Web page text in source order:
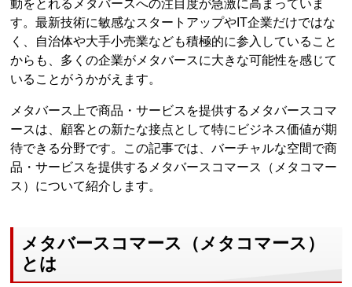
動をとれるメタバースへの注目度が急激に高まっていま
す。最新技術に敏感なスタートアップやIT企業だけではな
く、自治体や大手小売業なども積極的に参入していること
からも、多くの企業がメタバースに大きな可能性を感じて
いることがうかがえます。
メタバース上で商品・サービスを提供するメタバースコマ
ースは、顧客との新たな接点として特にビジネス価値が期
待できる分野です。この記事では、バーチャルな空間で商
品・サービスを提供するメタバースコマース（メタコマー
ス）について紹介します。
メタバースコマース（メタコマース）
とは